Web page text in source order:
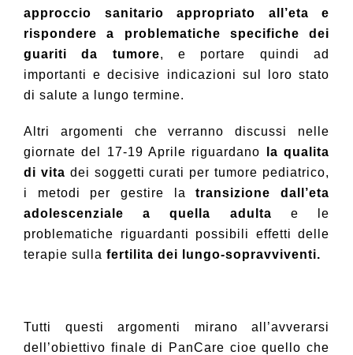
approccio sanitario appropriato all’eta e
rispondere a problematiche specifiche dei
guariti da tumore, e portare quindi ad
importanti e decisive indicazioni sul loro stato
di salute a lungo termine.
Altri argomenti che verranno discussi nelle
giornate del 17-19 Aprile riguardano
la qualita
di vita dei soggetti curati per tumore pediatrico,
i metodi per gestire latransizione dall’eta
adolescenziale a quella adulta e le
problematiche riguardanti possibili effetti delle
terapie sulla fertilita dei lungo-sopravviventi.
Tutti questi argomenti mirano all’avverarsi
dell’obiettivo finale di PanCare cioe quello che